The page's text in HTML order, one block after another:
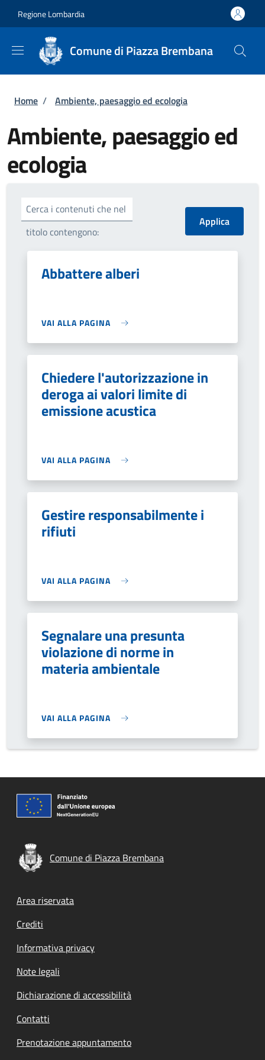
Regione Lombardia
Comune di Piazza Brembana
Briciole di pane
Home / Ambiente, paesaggio ed ecologia
Ambiente, paesaggio ed
ecologia
Cerca i contenuti che nel
titolo contengono:
Abbattere alberi
VAI ALLA PAGINA
Chiedere l'autorizzazione in
deroga ai valori limite di
emissione acustica
VAI ALLA PAGINA
Gestire responsabilmente i
rifiuti
VAI ALLA PAGINA
Segnalare una presunta
violazione di norme in
materia ambientale
VAI ALLA PAGINA
Comune di Piazza Brembana
Footer menu
Area riservata
Crediti
Informativa privacy
Note legali
Dichiarazione di accessibilità
Contatti
Prenotazione appuntamento